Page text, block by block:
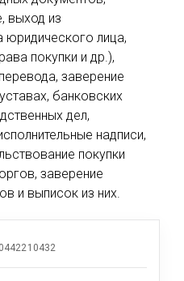
выход из
юридического лица,
покупки и др.),
заверение
банковских
дел,
надписи,
покупки
заверение
и выписок из них.